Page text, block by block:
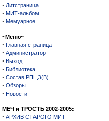
· Литстраница
· МИТ-альбом
· Мемуарное
~Меню~
· Главная страница
· Администратор
· Выход
· Библиотека
· Состав РПЦЗ(В)
· Обзоры
· Новости
МЕЧ и ТРОСТЬ 2002-2005:
· АРХИВ СТАРОГО МИТ